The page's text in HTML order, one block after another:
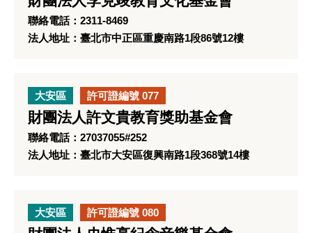
聯絡電話：2311-8469
法人地址：臺北市中正區重慶南路1段86號12樓
大安區 許可證編號 077
財團法人許文貴教育獎助基金會
聯絡電話：27037055#252
法人地址：臺北市大安區復興南路1段368號14樓
大安區 許可證編號 080